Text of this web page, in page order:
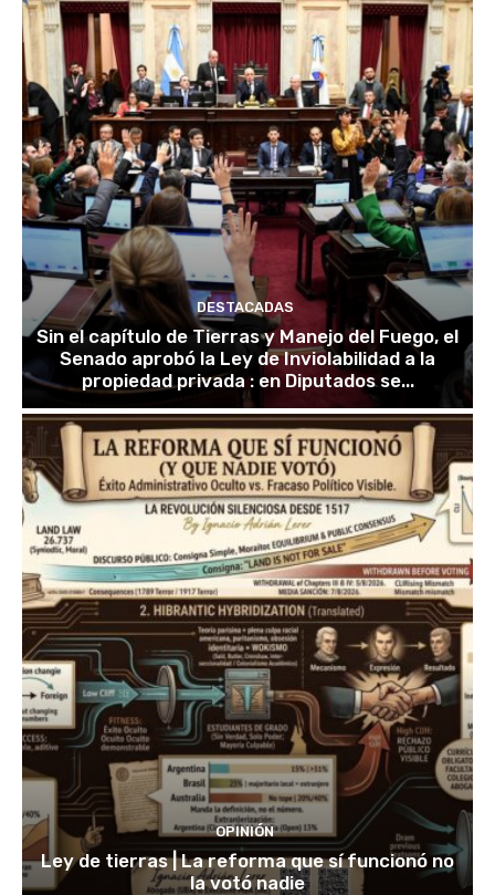
DESTACADAS
Sin el capítulo de Tierras y Manejo del Fuego, el
Senado aprobó la Ley de Inviolabilidad a la
propiedad privada : en Diputados se...
OPINIÓN
Ley de tierras | La reforma que sí funcionó no
la votó nadie